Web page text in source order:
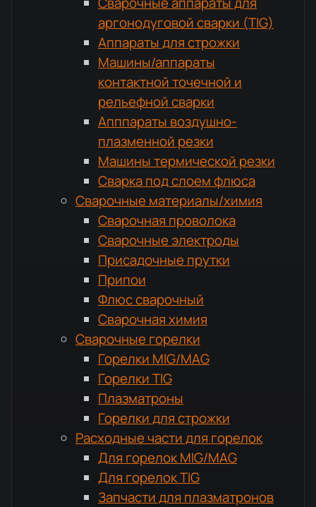
аргонодуговой сварки (TIG)
Аппараты для строжки
Машины/аппараты
контактной точечной и
рельефной сварки
Апппараты воздушно-
плазменной резки
Машины термической резки
Сварка под слоем флюса
Сварочные материалы/химия
Сварочная проволока
Сварочные электроды
Присадочные прутки
Припои
Флюс сварочный
Сварочная химия
Сварочные горелки
Горелки MIG/MAG
Горелки TIG
Плазматроны
Горелки для строжки
Расходные части для горелок
Для горелок MIG/MAG
Для горелок TIG
Запчасти для плазматронов